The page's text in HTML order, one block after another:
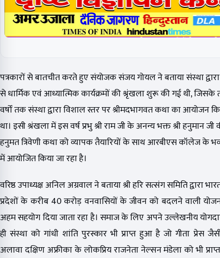
पत्रकारों से बातचीत करते हुए संयोजक संजय गोयल ने बताया संस्था
से धार्मिक एवं आध्यात्मिक कार्यक्रमों की श्रृंखला शुरू की गई थी,
वर्षों तक संस्था द्वारा विशाल स्तर पर श्रीमदभागवत कथा का आयोजन
था। इसी श्रंखला में इस वर्ष प्रभु श्री राम जी के अनन्य भक्त श्री हनुमान जी
हनुमत त्रिवेणी कथा को व्यापक तैयारियों के साथ आरबीएस कॉलेज के
में आयोजित किया जा रहा है।
वरिष्ठ उपाध्यक्ष अनिल अग्रवाल ने बताया श्री हरि सत्संग समिति द्वारा
प्रदेशों के करीब 40 करोड़ वनवासियों के जीवन को बदलने वाली
अहम सहयोग दिया जाता रहा है। समाज के लिए अपने उल्लेखनीय
ही संस्था को गांधी शांति पुरस्कार भी प्राप्त हुआ है जो गीता प्रेस
अलावा दक्षिण अफ्रीका के लोकप्रिय राजनेता नेल्सन मंडेला को भी